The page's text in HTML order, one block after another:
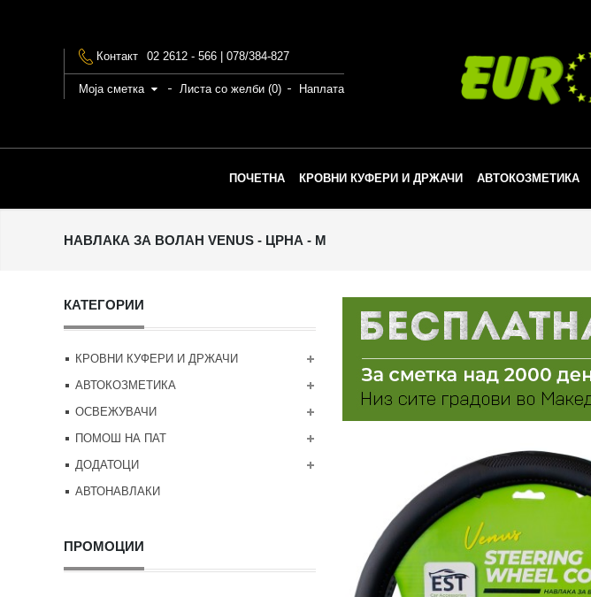
Контакт 02 2612 - 566 | 078/384-827
Моја сметка Листа со желби (0) Наплата
ПОЧЕТНА КРОВНИ КУФЕРИ И ДРЖАЧИ АВТОКОЗМЕТИКА
НАВЛАКА ЗА ВОЛАН VENUS - ЦРНА - M
КАТЕГОРИИ
КРОВНИ КУФЕРИ И ДРЖАЧИ
АВТОКОЗМЕТИКА
ОСВЕЖУВАЧИ
ПОМОШ НА ПАТ
ДОДАТОЦИ
АВТОНАВЛАКИ
ПРОМОЦИИ